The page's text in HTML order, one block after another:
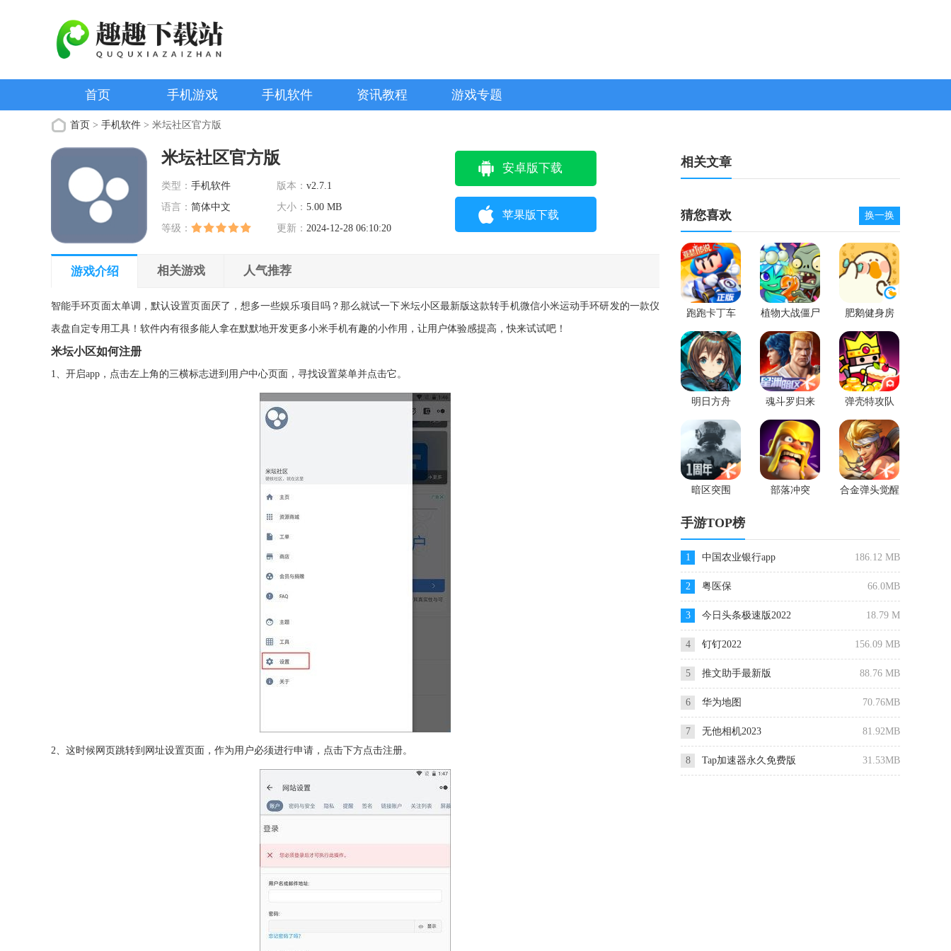
首页 手机游戏 手机软件 资讯教程 游戏专题
首页 > 手机软件 > 米坛社区官方版
米坛社区官方版
类型： 手机软件 版本： v2.7.1
语言： 简体中文 大小： 5.00 MB
等级：
更新： 2024-12-28 06:10:20
安卓版下载
苹果版下载
游戏介绍 相关游戏 人气推荐
智能手环页面太单调，默认设置页面厌了，想多一些娱乐项目吗？那么就试一下米坛小区最新版这款转手机微信小米运动手环研发的一款仪
表盘自定专用工具！软件内有很多能人拿在默默地开发更多小米手机有趣的小作用，让用户体验感提高，快来试试吧！
米坛小区如何注册
1、开启app，点击左上角的三横标志进到用户中心页面，寻找设置菜单并点击它。
2、这时候网页跳转到网址设置页面，作为用户必须进行申请，点击下方点击注册。
相关文章
猜您喜欢 换一换
跑跑卡丁车
植物大战僵尸
肥鹅健身房
明日方舟 魂斗罗归来 弹壳特攻队
暗区突围 部落冲突 合金弹头觉醒
手游TOP榜
186.12 MB
1 中国农业银行app
66.0MB
2 粤医保
18.79 M
3 今日头条极速版2022
156.09 MB
4 钉钉2022
88.76 MB
5 推文助手最新版
70.76MB
6 华为地图
81.92MB
7 无他相机2023
31.53MB
8 Tap加速器永久免费版